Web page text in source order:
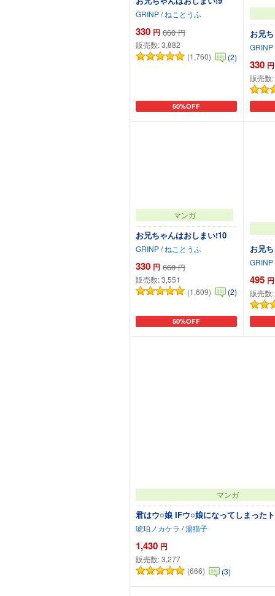
GRINP/ねことうふ
330 円 660 円
販売数:3,882
(1,760)
(2)
50%OFF
カートに追加
お兄
GRINP
330 円
販売数:
マンガ
お兄ちゃんはおしまい!10
GRINP/ねことうふ
330 円 660 円
販売数:3,551
(1,609)
(2)
50%OFF
カートに追加
お兄
GRINP
495 円
販売数:
マンガ
君はウ○娘 IFウ○娘になってしまった
琥珀ノカケラ /湯猫子
1,430 円
販売数:3,277
(666)
(3)
カートに追加